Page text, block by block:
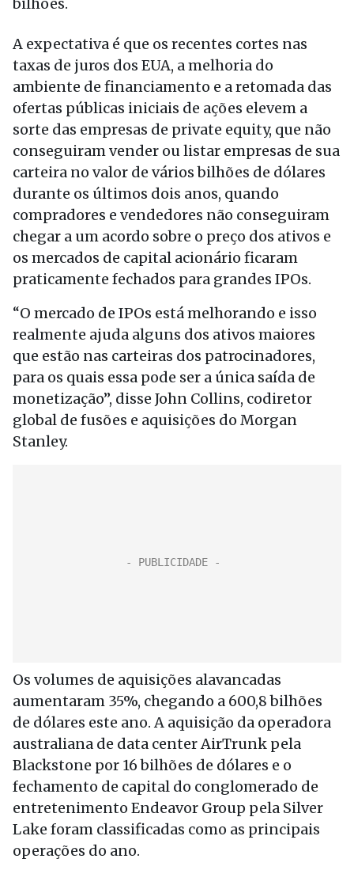
A expectativa é que os recentes cortes nas
taxas de juros dos EUA, a melhoria do
ambiente de financiamento e a retomada das
ofertas públicas iniciais de ações elevem a
sorte das empresas de private equity, que não
conseguiram vender ou listar empresas de sua
carteira no valor de vários bilhões de dólares
durante os últimos dois anos, quando
compradores e vendedores não conseguiram
chegar a um acordo sobre o preço dos ativos e
os mercados de capital acionário ficaram
praticamente fechados para grandes IPOs.
“O mercado de IPOs está melhorando e isso
realmente ajuda alguns dos ativos maiores
que estão nas carteiras dos patrocinadores,
para os quais essa pode ser a única saída de
monetização”, disse John Collins, codiretor
global de fusões e aquisições do Morgan
Stanley.
Os volumes de aquisições alavancadas
aumentaram 35%, chegando a 600,8 bilhões
de dólares este ano. A aquisição da operadora
australiana de data center AirTrunk pela
Blackstone por 16 bilhões de dólares e o
fechamento de capital do conglomerado de
entretenimento Endeavor Group pela Silver
Lake foram classificadas como as principais
operações do ano.